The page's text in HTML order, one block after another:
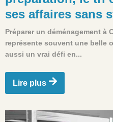
ses affaires sans
Préparer un déménagement à
représente souvent une belle
aussi un vrai défi en...
Lire plus